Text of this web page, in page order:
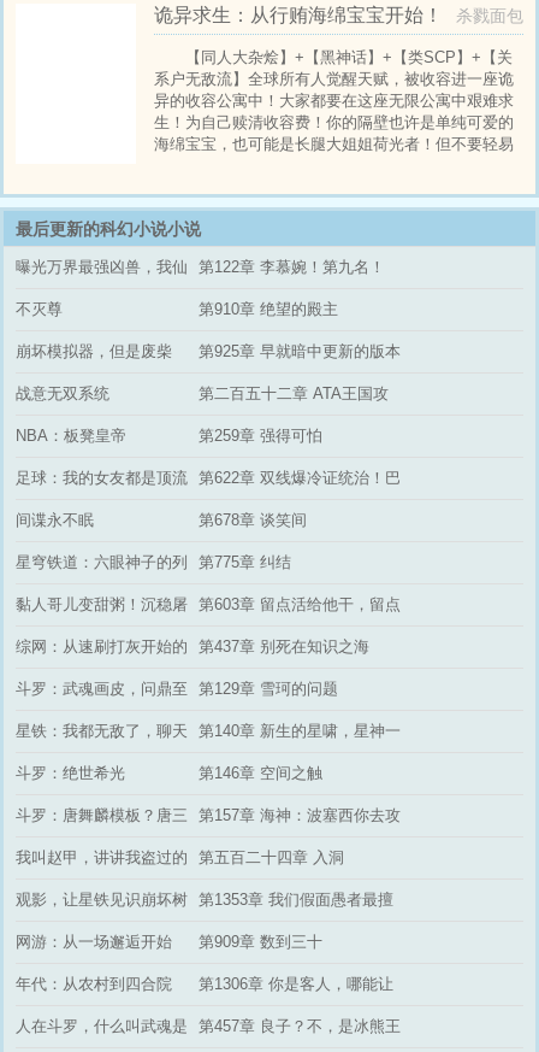
【培养三名神祇】。想看笑话是吧？南枫冷笑：只要
我卡BUG的速度够快，乐子神就追不上我
诡异求生：从行贿海绵宝宝开始！ 杀戮面包
【同人大杂烩】+【黑神话】+【类SCP】+【关
系户无敌流】全球所有人觉醒天赋，被收容进一座诡
异的收容公寓中！大家都要在这座无限公寓中艰难求
生！为自己赎清收容费！你的隔壁也许是单纯可爱的
海绵宝宝，也可能是长腿大姐姐荷光者！但不要轻易
收容物和行贿任务！人人皆有弱点，只要你行贿得
当！只要行了贿！你就是我好大哥！在
最后更新的科幻小说小说
曝光万界最强凶兽，我仙
第122章 李慕婉！第九名！
不灭尊 第910章 绝望的殿主
崩坏模拟器，但是废柴 第925章 早就暗中更新的版本
战意无双系统
第二百五十二章 ATA王国攻
NBA：板凳皇帝 第259章 强得可怕
足球：我的女友都是顶流 第622章 双线爆冷证统治！巴
间谍永不眠 第678章 谈笑间
星穹铁道：六眼神子的列
第775章 纠结
黏人哥儿变甜粥！沉稳屠 第603章 留点活给他干，留点
综网：从速刷打灰开始的
第437章 别死在知识之海
斗罗：武魂画皮，问鼎至
第129章 雪珂的问题
星铁：我都无敌了，聊天
第140章 新生的星啸，星神一
斗罗：绝世希光 第146章 空间之触
斗罗：唐舞麟模板？唐三
第157章 海神：波塞西你去攻
我叫赵甲，讲讲我盗过的
第五百二十四章 入洞
观影，让星铁见识崩坏树 第1353章 我们假面愚者最擅
网游：从一场邂逅开始 第909章 数到三十
年代：从农村到四合院
第1306章 你是客人，哪能让
人在斗罗，什么叫武魂是
第457章 良子？不，是冰熊王